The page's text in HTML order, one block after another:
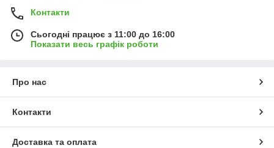
Контакти
Сьогодні працює з 11:00 до 16:00
Показати весь графік роботи
Про нас
Контакти
Доставка та оплата